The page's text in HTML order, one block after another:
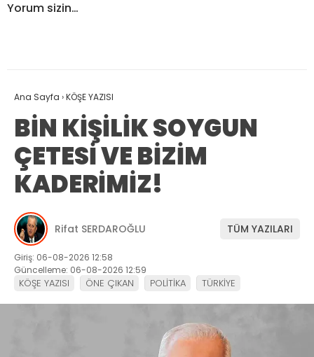
Yorum sizin…
Ana Sayfa ›KÖŞE YAZISI
BİN KİŞİLİK SOYGUN
ÇETESİ VE BİZİM
KADERİMİZ!
Rifat SERDAROĞLU TÜM YAZILARI
Giriş: 06-08-2026 12:58
Güncelleme: 06-08-2026 12:59
KÖŞE YAZISI ÖNE ÇIKAN POLİTİKA TÜRKİYE